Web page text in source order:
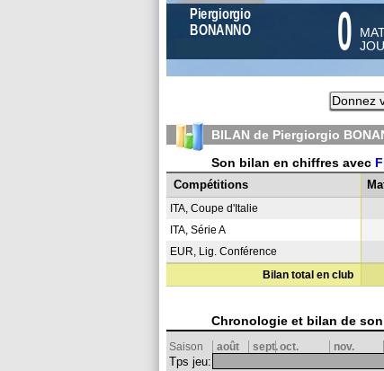
Piergiorgio
BONANNO
0
Donnez
BILAN de Piergiorgio
Son bilan en chiffres avec
Compétitions
ITA, Coupe d'Italie
ITA, Série A
EUR, Lig. Conférence
Bilan total en club
Chronologie et bilan de
Saison août sept.oct. nov.
Tps jeu: